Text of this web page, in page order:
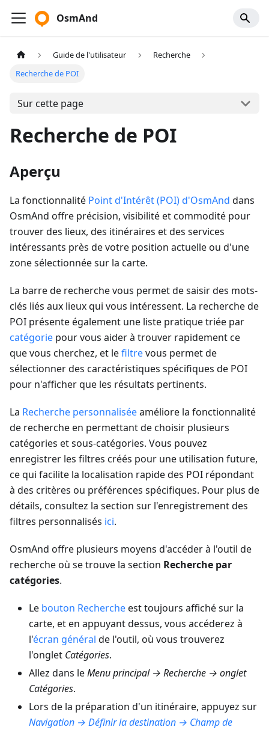
OsmAnd
Guide de l'utilisateur
Recherche
Recherche de POI
Sur cette page
Recherche de POI
Aperçu
La fonctionnalité Point d'Intérêt (POI) d'OsmAnd dans
OsmAnd offre précision, visibilité et commodité pour
trouver des lieux, des itinéraires et des services
intéressants près de votre position actuelle ou d'une
zone sélectionnée sur la carte.
La barre de recherche vous permet de saisir des mots-
clés liés aux lieux qui vous intéressent. La recherche de
POI présente également une liste pratique triée par
catégorie pour vous aider à trouver rapidement ce
que vous cherchez, et lefiltrevous permet de
sélectionner des caractéristiques spécifiques de POI
pour n'afficher que les résultats pertinents.
La Recherche personnaliséeaméliore la fonctionnalité
de recherche en permettant de choisir plusieurs
catégories et sous-catégories. Vous pouvez
enregistrer les filtres créés pour une utilisation future,
ce qui facilite la localisation rapide des POI répondant
à des critères ou préférences spécifiques. Pour plus de
détails, consultez la section sur l'enregistrement des
filtres personnalisés ici.
OsmAnd offre plusieurs moyens d'accéder à l'outil de
recherche où se trouve la section Recherche par
catégories.
Le bouton Rechercheest toujours affiché sur la
carte, et en appuyant dessus, vous accéderez à
l'écran général de l'outil, où vous trouverez
l'onglet Catégories.
Allez dans leMenu principal → Recherche → onglet
Catégories.
Lors de la préparation d'un itinéraire, appuyez sur
Navigation → Définir la destination → Champ de